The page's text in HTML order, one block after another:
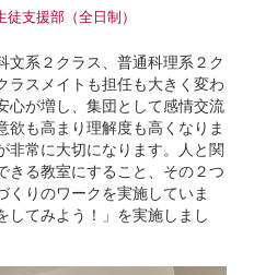
支援部（全日制）
文系２クラス、普通科理系２ク
ラスメイトも担任も大きく変わ
心が増し、集団として感情交流
も高まり理解度も高くなりま
非常に大切になります。人と関
きる教室にすること、その２つ
くりのワークを実施していま
してみよう！」を実施しまし